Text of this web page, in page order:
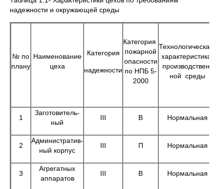
надежности и окружающей среды
№ по
плану
Наименование
цеха
Категория
надежности
Категория
пожарной
опасности
по НПБ 5-
2000
Технологическая
характеристика
производствен-
ной среды
1
Заготовитель-
ный
III В Нормальная
2
Административ-
ный корпус
III П Нормальная
3
Агрегатных
аппаратов
III В Нормальная